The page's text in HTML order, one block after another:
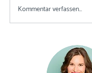
Was sich 2022 in
Kommentar verfassen...